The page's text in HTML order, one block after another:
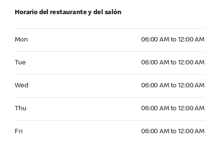
Horario del restaurante y del salón
Mon 06:00 AM to 12:00 AM
Tue 06:00 AM to 12:00 AM
Wed 06:00 AM to 12:00 AM
Thu 06:00 AM to 12:00 AM
Fri 06:00 AM to 12:00 AM